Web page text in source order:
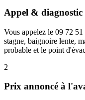
Appel & diagnostic
Vous appelez le 09 72
stagne, baignoire lente,
probable et le point
2
Prix annoncé à